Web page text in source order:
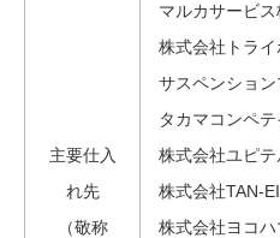
主要仕入
れ先
（敬称
マルカサービス
株式会社トライ
サスペンショ
タカマコンペ
株式会社ユピ
株式会社TAN-
株式会社ヨコハ